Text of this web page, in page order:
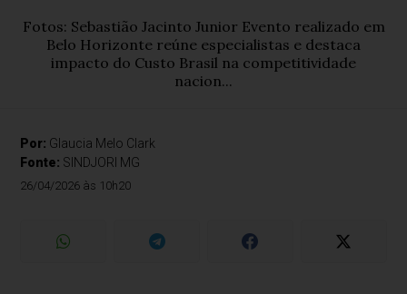
Fotos: Sebastião Jacinto Junior Evento realizado em
Belo Horizonte reúne especialistas e destaca
impacto do Custo Brasil na competitividade
nacion...
Por: Glaucia Melo Clark
Fonte: SINDJORI MG
26/04/2026 às 10h20